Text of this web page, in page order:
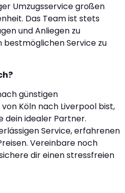
Umzugsservice großen
Das Team ist stets
und Anliegen zu
Service zu
günstigen
Köln nach Liverpool bist,
dein idealer Partner.
Service, erfahrenen
Vereinbare noch
dir einen stressfreien